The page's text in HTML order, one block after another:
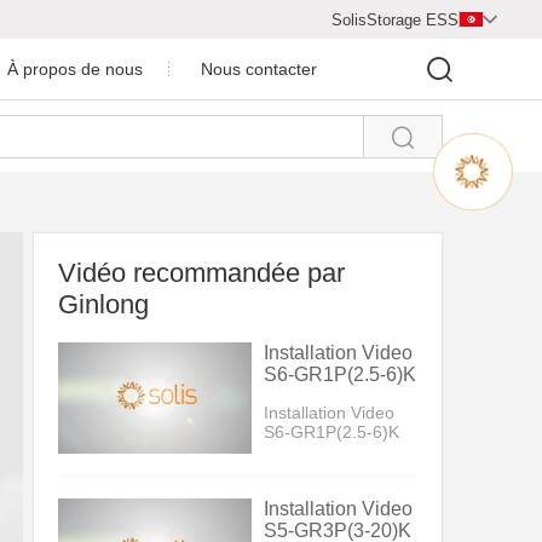
SolisStorage ESS

À propos de nous
Salle de presse
Nous contacter

Vidéo recommandée par
Ginlong
Installation Video
S6-GR1P(2.5-6)K
Installation Video
S6-GR1P(2.5-6)K
Installation Video
S5-GR3P(3-20)K